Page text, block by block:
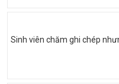
Sinh viên chăm ghi chép